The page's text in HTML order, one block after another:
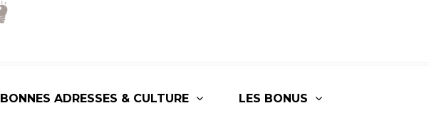
BONNES ADRESSES & CULTURE LES BONUS